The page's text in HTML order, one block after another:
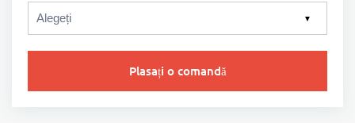
▼
Plasați o comandă